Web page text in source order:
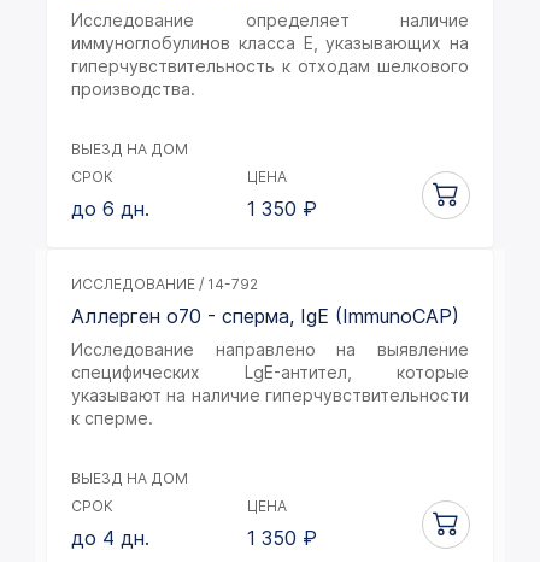
Исследование определяет наличие
иммуноглобулинов класса Е, указывающих на
гиперчувствительность к отходам шелкового
производства.
ВЫЕЗД НА ДОМ
СРОК
до 6 дн.
ЦЕНА
1 350 ₽
ИССЛЕДОВАНИЕ / 14-792
Аллерген o70 - сперма, IgE (ImmunoCAP)
Исследование направлено на выявление
специфических LgE-антител, которые
указывают на наличие гиперчувствительности
к сперме.
ВЫЕЗД НА ДОМ
СРОК
до 4 дн.
ЦЕНА
1 350 ₽